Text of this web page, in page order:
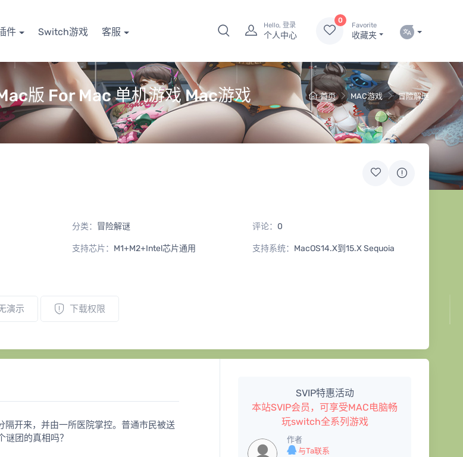
件 Switch游戏 客服
Hello, 登录
个人中心
0
Favorite
收藏夹
首页 MAC游戏 冒险解谜
版 For Mac 单机游戏 Mac游戏
分类： 冒险解谜 评论： 0
支持芯片： M1+M2+Intel芯片通用 支持系统： MacOS14.X到15.X Sequoia
演示 下载权限
开来，并由一所医院掌控。普通市民被送
团的真相吗？
SVIP特惠活动
本站SVIP会员，可享受MAC电脑畅
玩switch全系列游戏
作者
与Ta联系